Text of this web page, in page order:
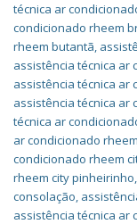
técnica ar
condicionado rheem
rheem butantã,
assistência técnica ar
assistência técnica ar
assistência técnica ar
técnica ar
ar condicionado
condicionado rheem
rheem city pinheirinho,
consolação,
assistência técnica ar